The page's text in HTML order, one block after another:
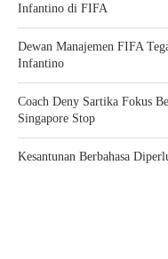
Infantino di FIFA
Dewan Manajemen FIFA
Infantino
Coach Deny Sartika Fokus
Singapore Stop
Kesantunan Berbahasa